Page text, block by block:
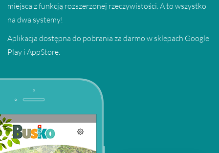
miejsca z funkcją rozszerzonej rzeczywistości. A to wszystko
na dwa systemy!
Aplikacja dostępna do pobrania za darmo w sklepach Google
Play i AppStore.